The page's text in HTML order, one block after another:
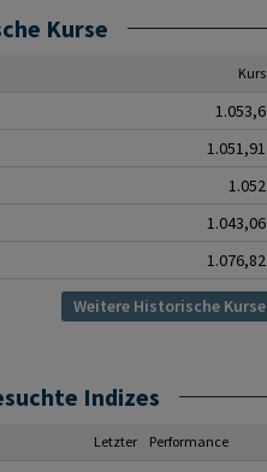
Kurse
Kurs
1.053,6
1.051,91
1.052
1.043,06
1.076,82
Weitere Historische Kurse
Indizes
Letzter Performance